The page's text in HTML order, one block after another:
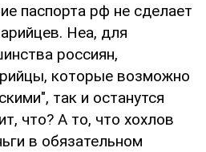
паспорта рф не сделает
Неа, для
россиян,
которые возможно
так и останутся
что? А то, что хохлов
в обязательном